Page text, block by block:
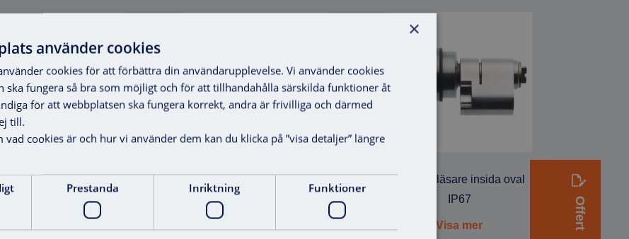
Offert
insida oval
Programmeringsenhet
Smartstick AX
Cylinderläsare insida oval
IP67
Visa mer
×
använder cookies
cookies för att förbättra din användarupplevelse. Vi använder cookies
ska fungera så bra som möjligt och för att tillhandahålla särskilda funktioner åt
för att webbplatsen ska fungera korrekt, andra är frivilliga och därmed
till.
vad cookies är och hur vi använder dem kan du klicka på ”visa detaljer” längre
Prestanda Inriktning Funktioner